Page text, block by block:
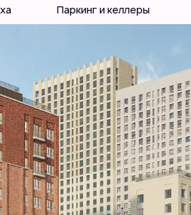
Паркинг и келлеры